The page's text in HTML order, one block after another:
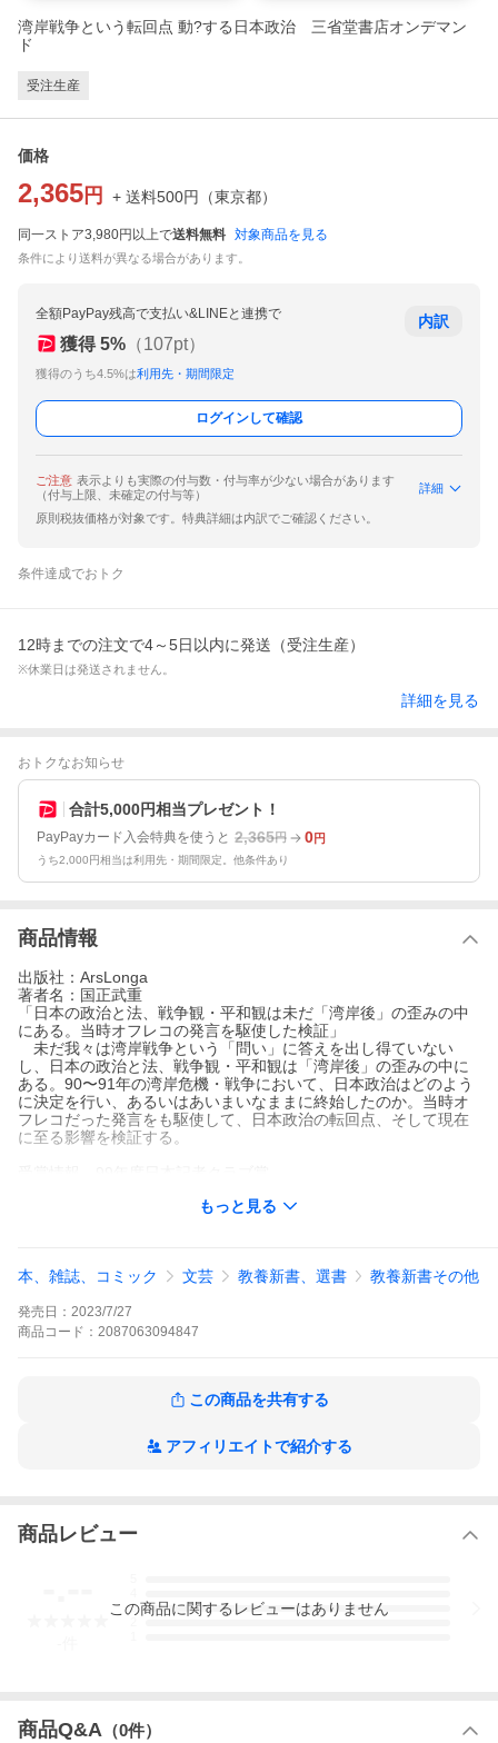
湾岸戦争という転回点 動?する日本政治 三省堂書店オンデマン
ド
受注生産
価格
2,365 円 + 送料500円 （東京都）
同一ストア3,980円以上で送料無料 対象商品を見る
条件により送料が異なる場合があります。
全額PayPay残高で支払い&LINEと連携で
獲得 5% （107pt）
獲得のうち4.5%は利用先・期間限定
内訳
ログインして確認
ご注意 表示よりも実際の付与数・付与率が少ない場合があります
（付与上限、未確定の付与等）
詳細
原則税抜価格が対象です。特典詳細は内訳でご確認ください。
条件達成でおトク
12時までの注文で4～5日以内に発送（受注生産）
※休業日は発送されません。
詳細を見る
おトクなお知らせ
合計5,000円相当プレゼント！
PayPayカード入会特典を使うと 2,365円 0円
うち2,000円相当は利用先・期間限定。他条件あり
商品情報
出版社：ArsLonga
著者名：国正武重
「日本の政治と法、戦争観・平和観は未だ「湾岸後」の歪みの中
にある。当時オフレコの発言を駆使した検証」
未だ我々は湾岸戦争という「問い」に答えを出し得ていない
し、日本の政治と法、戦争観・平和観は「湾岸後」の歪みの中に
ある。90〜91年の湾岸危機・戦争において、日本政治はどのよう
に決定を行い、あるいはあいまいなままに終始したのか。当時オ
フレコだった発言をも駆使して、日本政治の転回点、そして現在
に至る影響を検証する。
10億ドル追加支援
国連平和協力法案
国連平和協力法案・続
国連平和協力法案・廃案
『自公民』路線の誕生後藤田正晴氏に聞く
員。愛媛県出身。
略歴
来、佐藤栄作内閣を皮切りに歴代政権を担当した。1978年政治部
次長、大平内閣の首相官邸クラブ責任者となる。1981年編集委員
同年度の日本記者クラブ賞を受賞。
もっと見る
本、雑誌、コミック 文芸 教養新書、選書 教養新書その他
発売日： 2023/7/27
商品 コード： 2087063094847
この商品を共有する
アフィリエイトで紹介する
商品レビュー
3
この商品に関するレビューはありません
商品Q&A （0件）